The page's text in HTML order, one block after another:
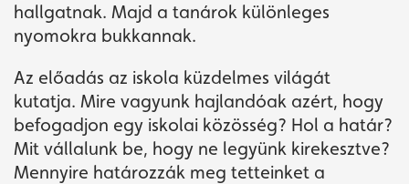
hallgatnak. Majd a tanárok különleges
nyomokra bukkannak.
Az előadás az iskola küzdelmes világát
kutatja. Mire vagyunk hajlandóak azért, hogy
befogadjon egy iskolai közösség? Hol a határ?
Mit vállalunk be, hogy ne legyünk kirekesztve?
Mennyire határozzák meg tetteinket a